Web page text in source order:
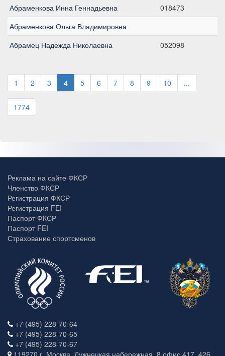
Абраменкова Инна Геннадьевна
018473
Абраменкова Ольга Владимировна
Абрамец Надежда Николаевна
052098
1 2 3 4 5 6 7 8 9 10 ...
1774
Реклама на сайте ФКСР
Членство ФКСР
Регистрация ФКСР
Регистрация FEI
Паспорт ФКСР
Паспорт FEI
Страхование спортсменов
+7 (495) 228-70-64
+7 (495) 228-70-65
+7 (495) 228-70-67
119270 г. Москва, Лужнецкая набережная, 8 офис 417, 426.